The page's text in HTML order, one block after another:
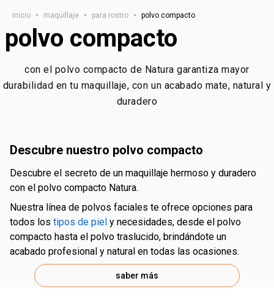
inicio • maquillaje • para rostro • polvo compacto
polvo compacto
con el polvo compacto de Natura garantiza mayor
durabilidad en tu maquillaje, con un acabado mate, natural y
duradero
descubre nuestro polvo compacto
descubre el secreto de un maquillaje hermoso y duradero
con el polvo compacto Natura.
nuestra línea de polvos faciales te ofrece opciones para
todos los tipos de piel y necesidades, desde el polvo
compacto hasta el polvo traslucido, brindándote un
acabado profesional y natural en todas las ocasiones.
saber más